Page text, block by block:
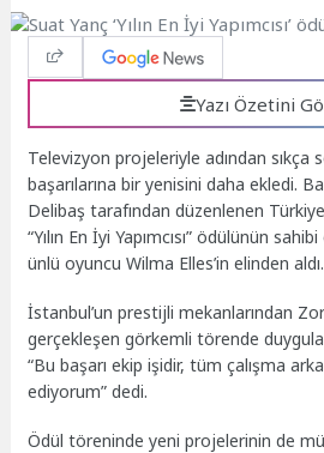
Yazı Özetini
Televizyon projeleriyle adından sıkça
başarılarına bir yenisini daha ekledi.
Delibaş tarafından düzenlenen
“Yılın En İyi Yapımcısı” ödülünün
ünlü oyuncu Wilma Elles’in elinden aldı.
İstanbul’un prestijli mekanlarından
gerçekleşen görkemli törende
“Bu başarı ekip işidir, tüm çalışma
ediyorum” dedi.
Ödül töreninde yeni projelerinin de